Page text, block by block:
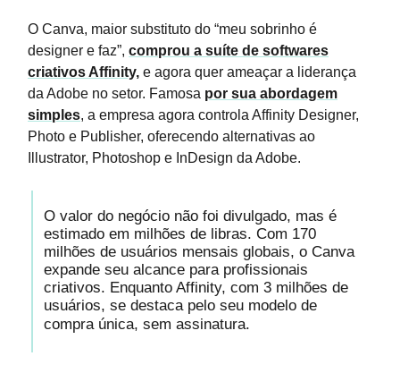
O Canva, maior substituto do “meu sobrinho é
designer e faz”, comprou a suíte de softwares
criativos Affinity, e agora quer ameaçar a liderança
da Adobe no setor. Famosa por sua abordagem
simples, a empresa agora controla Affinity Designer,
Photo e Publisher, oferecendo alternativas ao
Illustrator, Photoshop e InDesign da Adobe.
O valor do negócio não foi divulgado, mas é
estimado em milhões de libras. Com 170
milhões de usuários mensais globais, o Canva
expande seu alcance para profissionais
criativos. Enquanto Affinity, com 3 milhões de
usuários, se destaca pelo seu modelo de
compra única, sem assinatura.